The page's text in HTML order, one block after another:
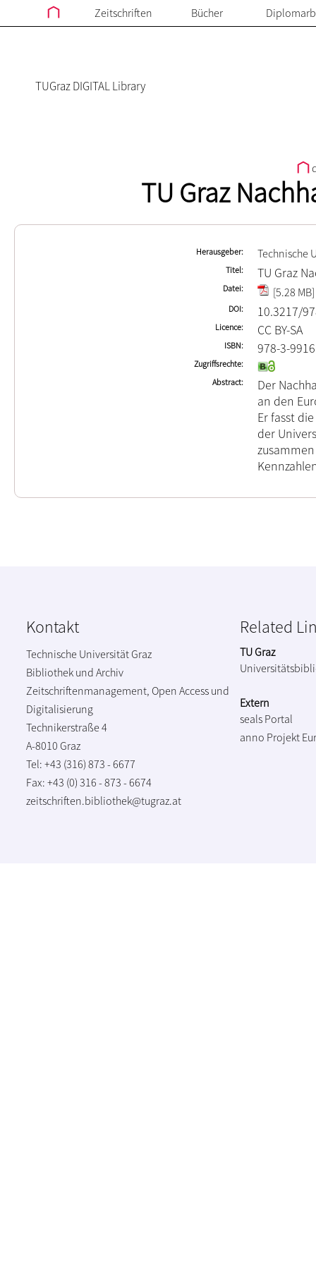
Zeitschriften Bücher
TUGraz DIGITAL Library
TU Graz
Herausgeber Technische
Titel TU Graz
Datei [5.28 MB]
DOI 10.3217/
Licence CC BY-SA
ISBN 978-3-
Zugriffsrechte
Abstract
Der
an den
Er fasst
der
Kontakt
Technische Universität Graz
Bibliothek und Archiv
Zeitschriftenmanagement, Open Access und
Digitalisierung
Technikerstraße 4
A-8010 Graz
Tel: +43 (316) 873 - 6677
Fax: +43 (0) 316 - 873 - 6674
zeitschriften.bibliothek@tugraz.at
Related
TU Graz
Extern
seals Portal
anno Projekt